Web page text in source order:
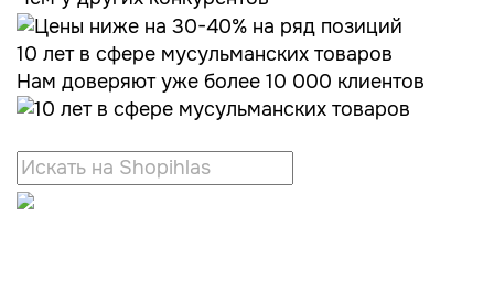
10 лет в сфере мусульманских товаров
Нам доверяют уже более 10 000 клиентов